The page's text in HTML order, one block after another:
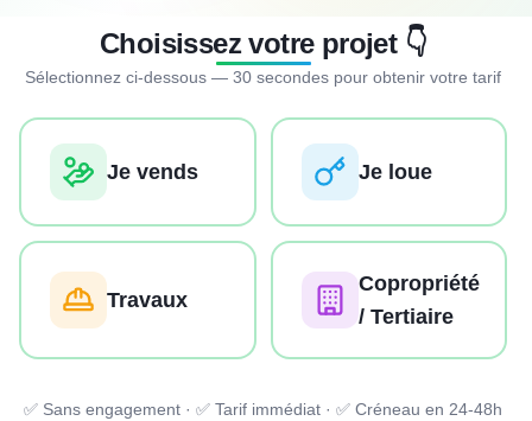
Choisissez votre projet 👇
Sélectionnez ci-dessous — 30 secondes pour obtenir votre tarif
Je vends Je loue
Travaux
Copropriété
/ Tertiaire
✅ Sans engagement · ✅ Tarif immédiat · ✅ Créneau en 24-48h